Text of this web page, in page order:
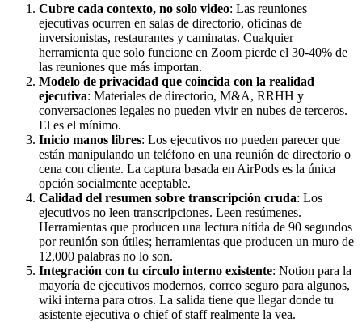
Cubre cada contexto, no solo video: Las reuniones
ejecutivas ocurren en salas de directorio, oficinas de
inversionistas, restaurantes y caminatas. Cualquier
herramienta que solo funcione en Zoom pierde el 30-40% de
las reuniones que más importan.
Modelo de privacidad que coincida con la realidad
ejecutiva: Materiales de directorio, M&A, RRHH y
conversaciones legales no pueden vivir en nubes de terceros.
El es el mínimo.
Inicio manos libres: Los ejecutivos no pueden parecer que
están manipulando un teléfono en una reunión de directorio o
cena con cliente. La captura basada en AirPods es la única
opción socialmente aceptable.
Calidad del resumen sobre transcripción cruda: Los
ejecutivos no leen transcripciones. Leen resúmenes.
Herramientas que producen una lectura nítida de 90 segundos
por reunión son útiles; herramientas que producen un muro de
12,000 palabras no lo son.
Integración con tu círculo interno existente: Notion para la
mayoría de ejecutivos modernos, correo seguro para algunos,
wiki interna para otros. La salida tiene que llegar donde tu
asistente ejecutiva o chief of staff realmente la vea.